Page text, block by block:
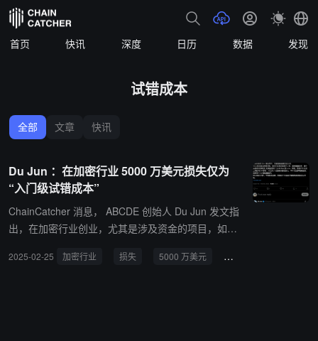
首页 快讯 深度 日历 数据 发现
试错成本
全部 文章 快讯
Du Jun ：在加密行业 5000 万美元损失仅为
“入门级试错成本”
ChainCatcher 消息， ABCDE 创始人 Du Jun 发文指
出，在加密行业创业，尤其是涉及资金的项目，如果
上过。虽然 5000 万美元的绝对值很大，但在加密行
2025-02-25 加密行业 损失 5000 万美元 试错成本